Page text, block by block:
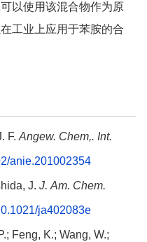
以使用该混合物作为原
工业上应用于苯胺的合
F. Angew. Chem,. Int.
anie.201002354
J. J. Am. Chem.
ja402083e
Feng, K.; Wang, W.;